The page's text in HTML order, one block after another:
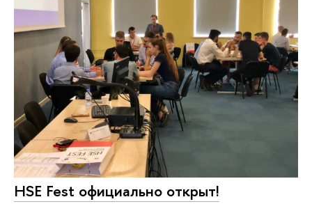
HSE Fest официально открыт!